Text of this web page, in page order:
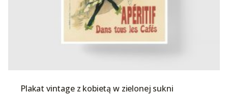
Plakat vintage z kobietą w zielonej sukni